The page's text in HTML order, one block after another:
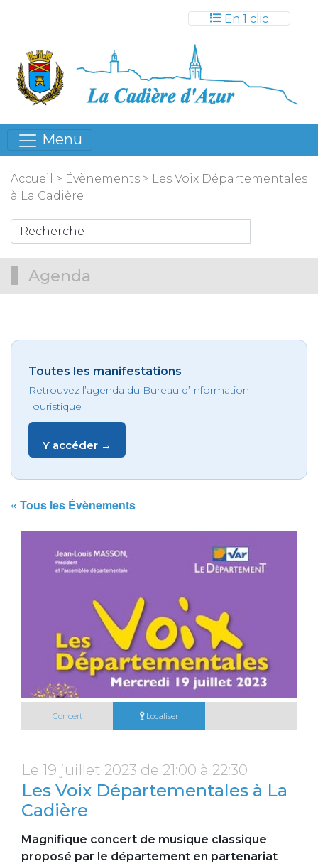
En 1 clic
Menu
Accueil > Évènements > Les Voix Départementales
à La Cadière
Agenda
Toutes les manifestations
Retrouvez l’agenda du Bureau d’Information
Touristique
Y accéder →
« Tous les Évènements
Concert Localiser
Le 19 juillet 2023 de 21:00 à 22:30
Les Voix Départementales à La
Cadière
Magnifique concert de musique classique
proposé par le département en partenariat